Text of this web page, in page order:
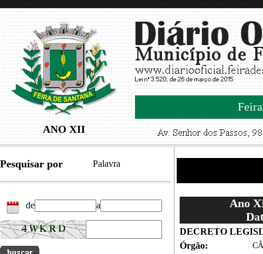
ANO XII
Pesquisar por Palavra
de a
Ano
DECRETO
Órgão: